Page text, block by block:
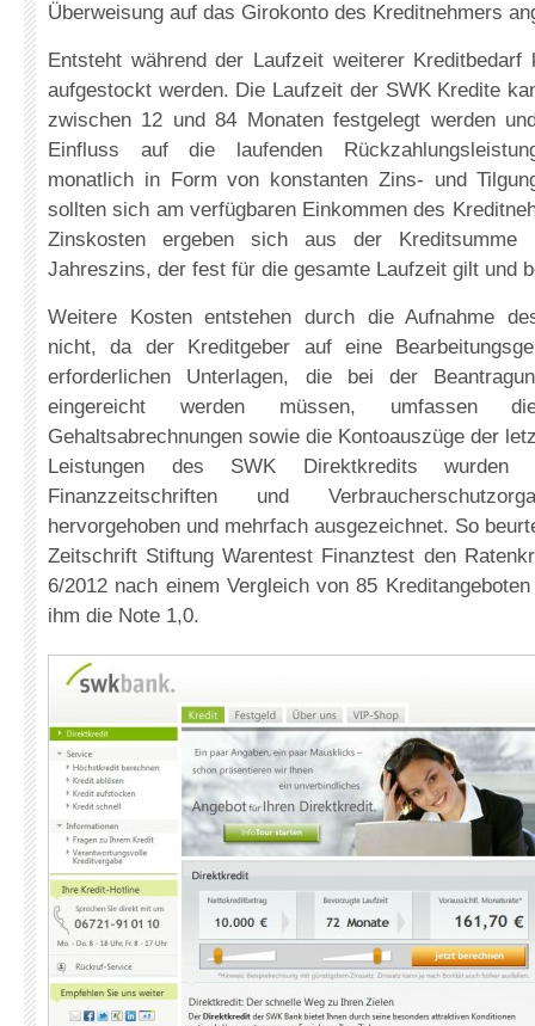
Überweisung auf das Girokonto des Kreditnehmers
Entsteht während der Laufzeit weiterer Kreditbedarf
aufgestockt werden. Die Laufzeit der SWK Kredite
zwischen 12 und 84 Monaten festgelegt werden
Einfluss auf die laufenden
monatlich in Form von konstanten Zins- und
sollten sich am verfügbaren Einkommen des
Zinskosten ergeben sich aus der Kreditsumme
Jahreszins, der fest für die gesamte Laufzeit gilt und
Weitere Kosten entstehen durch die Aufnahme
nicht, da der Kreditgeber auf eine
erforderlichen Unterlagen, die bei der
eingereicht werden müssen, umfassen
Gehaltsabrechnungen sowie die Kontoauszüge der
Leistungen des SWK Direktkredits wurden
Finanzzeitschriften und
hervorgehoben und mehrfach ausgezeichnet. So
Zeitschrift Stiftung Warentest Finanztest den
6/2012 nach einem Vergleich von 85
ihm die Note 1,0.